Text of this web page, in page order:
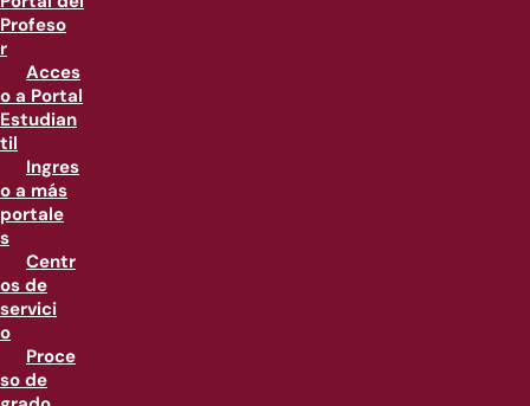
Profeso
r
Acces
o a Portal
Estudian
til
Ingres
o a más
portale
s
Centr
os de
servici
o
Proce
so de